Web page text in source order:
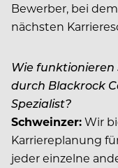
Bewerber, bei
nächsten
Wie
durch Blackrock
Spezialist?
Schweinzer:Wir
Karriereplanung
jeder einzelne